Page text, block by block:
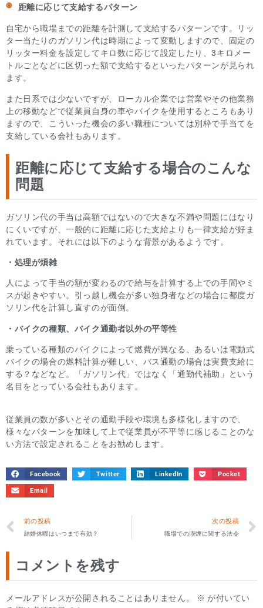
距離に応じて支給するパターン
自宅から職場までの距離を計測して支給するパターンです。リッ
ター当たりのガソリン代は時期によって変動しますので、固定の
リッター料金を設定してキロ数に応じて設定したり、3キロメー
トルごとなどに区切った額で支給するといったパターンが見られ
ます。
また日系では少ないですが、ローカル企業では営業やその他業務
上の移動などで従業員自身の車やバイクを使用するところもあり
ますので、こういった機会の多い職種については別枠で手当てを
支給している会社もあります。
距離に応じて支給する場合のこんな
問題
ガソリン代の手当は高額ではないので大きな不満や問題にはなり
にくいですが、一般的に距離に応じた支給よりも一律支給が好ま
れています。それには以下のような背景があるようです。
・処理が煩雑
人によって手当の額が変わるので給与を計算する上での手間やミ
スが起きやすい。引っ越し機会が多い独身者などの場合に都度ガ
ソリン代を計算し直すのが面倒。
・バイクの種類、バイク通勤者以外の平等性
乗っている種類のバイクによって燃費が異なる、あるいは電動式
バイクの場合の燃料計算が難しい、バス通勤の場合は実費支給に
する？などなど。「ガソリン代」ではなく「通勤代補助」という
名目をとっている会社もあります。
従業員の数が多いとその通勤手段や環境も多様化しますので、
様々なパターンを加味して上で従業員が不平等に感じることのな
い方法で設定されることをお勧めします。
Facebook Twitter LinkedIn Pocket
Email
前の投稿
結婚休暇はいつまで有効？
次の投稿
職場での喫煙に関する法令
コメントを残す
メールアドレスが公開されることはありません。 ※ が付いてい